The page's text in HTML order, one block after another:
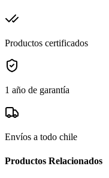
Productos certificados
1 año de garantía
Envíos a todo chile
Productos Relacionados